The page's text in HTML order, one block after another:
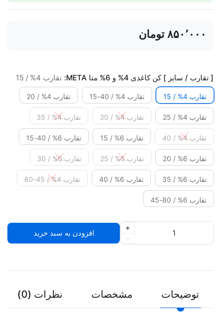
‎ ۸۵۰٬۰۰۰تومان
[ تقارب / سایز ] کن کاغذی 4% و 6% متا META: تقارب 4% / 15
تقارب 4% / 15 تقارب 4% / 40-15 تقارب 4% / 20
تقارب 4% / 25 تقارب 4% / 30 تقارب 4% / 35
تقارب 4% / 40 تقارب 6% / 15 تقارب 6% / 40-15
تقارب 6% / 20 تقارب 6% / 25 تقارب 6% / 30
تقارب 6% / 35 تقارب 6% / 40 تقارب 4% / 45-80
تقارب 6% / 80-45
-
+
افزودن به سبد خرید
توضیحات مشخصات نظرات (0)